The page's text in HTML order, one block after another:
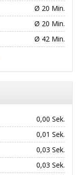
Ø 20 Min.
Ø 20 Min.
Ø 42 Min.
0,00 Sek.
0,01 Sek.
0,03 Sek.
0,03 Sek.